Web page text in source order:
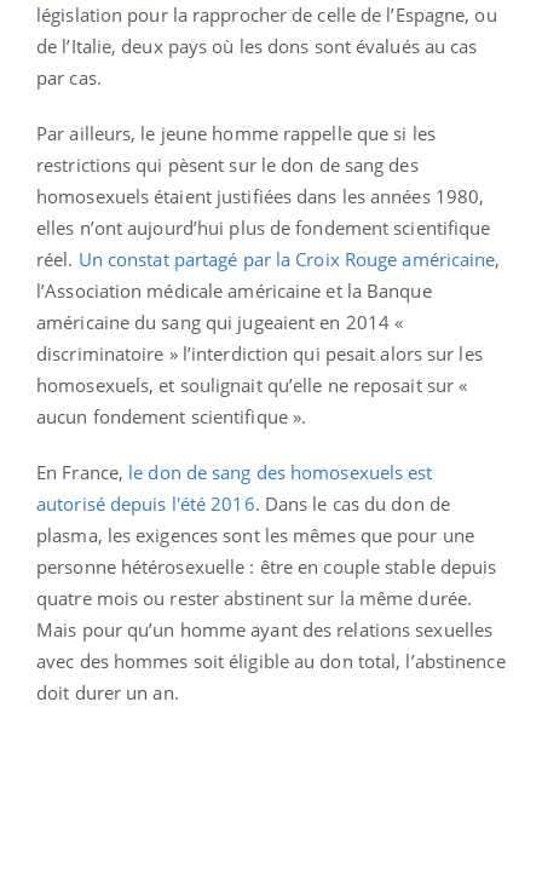
législation pour la rapprocher de celle de l’Espagne, ou
de l’Italie, deux pays où les dons sont évalués au cas
par cas.
Par ailleurs, le jeune homme rappelle que si les
restrictions qui pèsent sur le don de sang des
homosexuels étaient justifiées dans les années 1980,
elles n’ont aujourd’hui plus de fondement scientifique
réel. Un constat partagé par la Croix Rouge américaine,
l’Association médicale américaine et la Banque
américaine du sang qui jugeaient en 2014 «
discriminatoire » l’interdiction qui pesait alors sur les
homosexuels, et soulignait qu’elle ne reposait sur «
aucun fondement scientifique ».
En France, le don de sang des homosexuels est
autorisé depuis l'été 2016. Dans le cas du don de
plasma, les exigences sont les mêmes que pour une
personne hétérosexuelle : être en couple stable depuis
quatre mois ou rester abstinent sur la même durée.
Mais pour qu’un homme ayant des relations sexuelles
avec des hommes soit éligible au don total, l’abstinence
doit durer un an.